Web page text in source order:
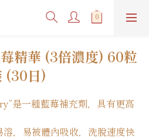
精華 (3倍濃度) 60粒
(30日)
是一種藍莓補充劑，具有更高